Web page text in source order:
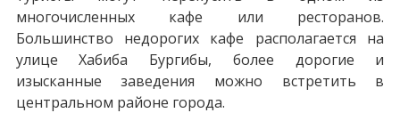
многочисленных кафе или ресторанов.
Большинство недорогих кафе располагается на
улице Хабиба Бургибы, более дорогие и
изысканные заведения можно встретить в
центральном районе города.